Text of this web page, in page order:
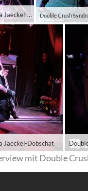
Double Crush Syndrome 2016 – Foto: Andrea Jaeckel-Dobschat
Jaeckel-Dobschat
mit Double